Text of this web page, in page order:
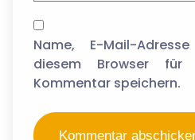
Name, E-Mail-
diesem Browser für
Kommentar speichern.